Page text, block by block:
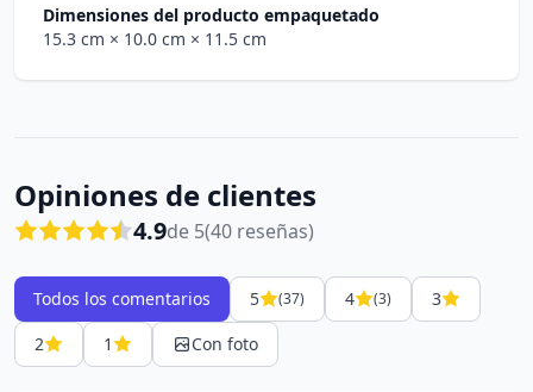
Dimensiones del producto empaquetado
15.3 cm × 10.0 cm × 11.5 cm
Opiniones de clientes
4.9de 5(40 reseñas)
Todos los comentarios 5 (37) 4 (3)
3
2
1 Con foto